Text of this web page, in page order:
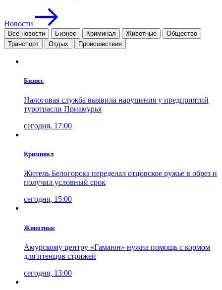
Новости
Все новости Бизнес Криминал Животные
Общество
Транспорт
Отдых Проиcшествия
Бизнес
Налоговая служба выявила нарушения у предприятий
туротрасли Приамурья
сегодня, 17:00
Криминал
Житель Белогорска переделал отцовское ружье в обрез и
получил условный срок
сегодня, 15:00
Животные
Амурскому центру «Гамаюн» нужна помощь с кормом
для птенцов стрижей
сегодня, 13:00